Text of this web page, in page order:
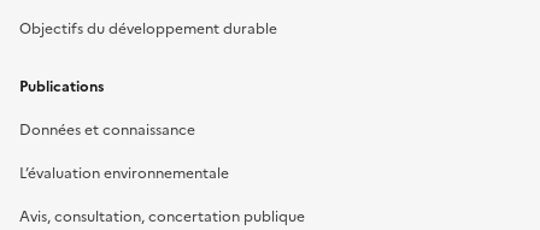
Objectifs du développement durable
Publications
Données et connaissance
L’évaluation environnementale
Avis, consultation, concertation publique